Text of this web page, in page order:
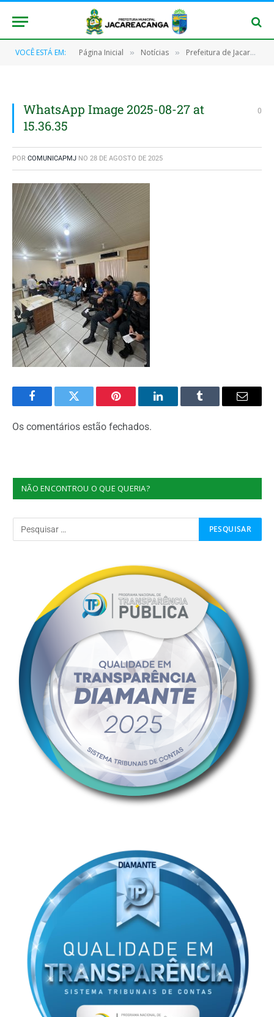
VOCÊ ESTÁ EM: Página Inicial » Notícias » Prefeitura de Jacareacanga reúne-se com o Ministério Público para dialogar sobre atendimentos a crianças e adolescentes em casos de crimes sexuais
WhatsApp Image 2025-08-27 at
15.36.35
0
POR COMUNICAPMJ NO 28 DE AGOSTO DE 2025
FacebookTwitter Pinterest O
Tumblr
E-
Os comentários estão fechados.
NÃO ENCONTROU O QUE QUERIA?